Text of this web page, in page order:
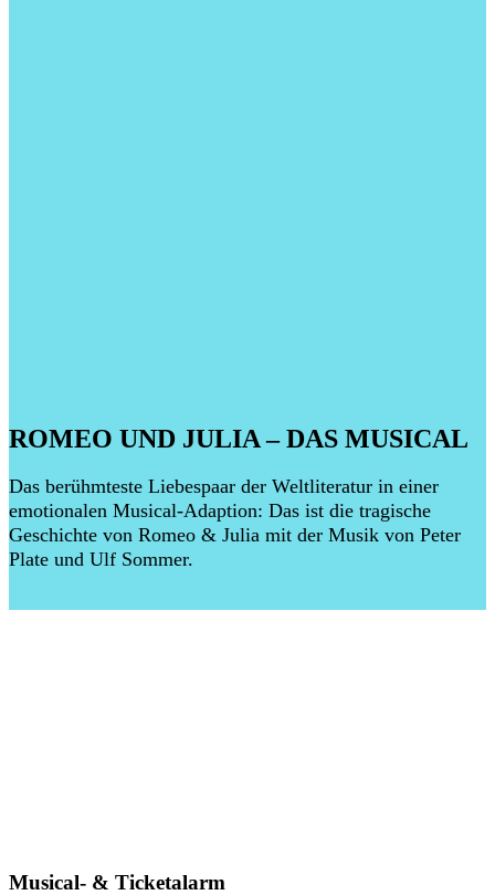
ROMEO UND JULIA – DAS MUSICAL
Das berühmteste Liebespaar der Weltliteratur in einer
emotionalen Musical-Adaption: Das ist die tragische
Geschichte von Romeo & Julia mit der Musik von Peter
Plate und Ulf Sommer.
Musical- & Ticketalarm